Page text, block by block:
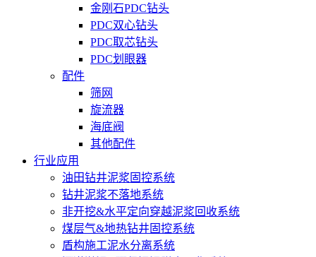
金刚石PDC钻头
PDC双心钻头
PDC取芯钻头
PDC划眼器
配件
筛网
旋流器
海底阀
其他配件
行业应用
油田钻井泥浆固控系统
钻井泥浆不落地系统
非开挖&水平定向穿越泥浆回收系统
煤层气&地热钻井固控系统
盾构施工泥水分离系统